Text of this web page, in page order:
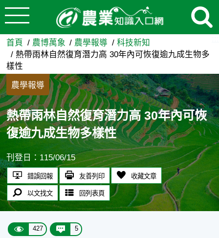
跳到主要內容
熱帶雨林自然復育潛力高 30
首頁 農博萬象 農學報導
科技新知
熱帶雨林自然復育潛力高 30年內可恢復逾九成生物多
樣性
農學報導
熱帶雨林自然復育潛力高 30年內可恢
復逾九成生物多樣性
刊登日：115/06/15
錯誤回報 友善列印 收藏文章
以文找文 回列表頁
427 5